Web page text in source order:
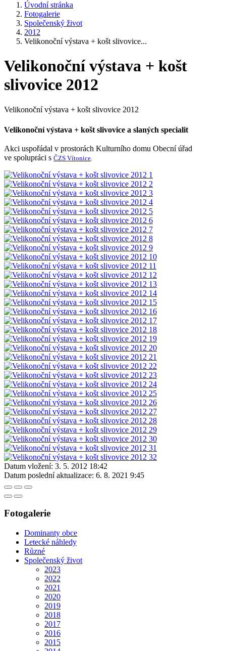
Úvodní stránka
Fotogalerie
Společenský život
2012
Velikonoční výstava + košt slivovice...
Velikonoční výstava + košt
slivovice 2012
Velikonoční výstava + košt slivovice 2012
Velikonoční výstava + košt slivovice a slaných specialit
Akci uspořádal v prostorách Kulturního domu Obecní úřad
ve spolupráci s ČZS Vítonice.
Datum vložení: 3. 5. 2012 18:42
Datum poslední aktualizace: 6. 8. 2021 9:45
Fotogalerie
Dominanty obce
Letecké náhledy
Různé
Společenský život
2023
2022
2021
2020
2019
2018
2017
2016
2015